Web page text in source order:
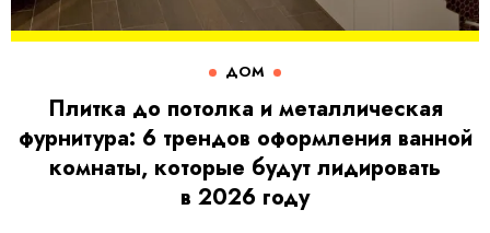
ДОМ
Плитка до потолка и металлическая
фурнитура: 6 трендов оформления ванной
комнаты, которые будут лидировать
в 2026 году